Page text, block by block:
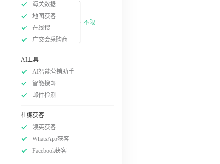
海关数据
地图获客
在线搜
广交会采购商
不限
AI工具
AI智能营销助手
智能搜邮
邮件检测
社媒获客
领英获客
WhatsApp获客
Facebook获客